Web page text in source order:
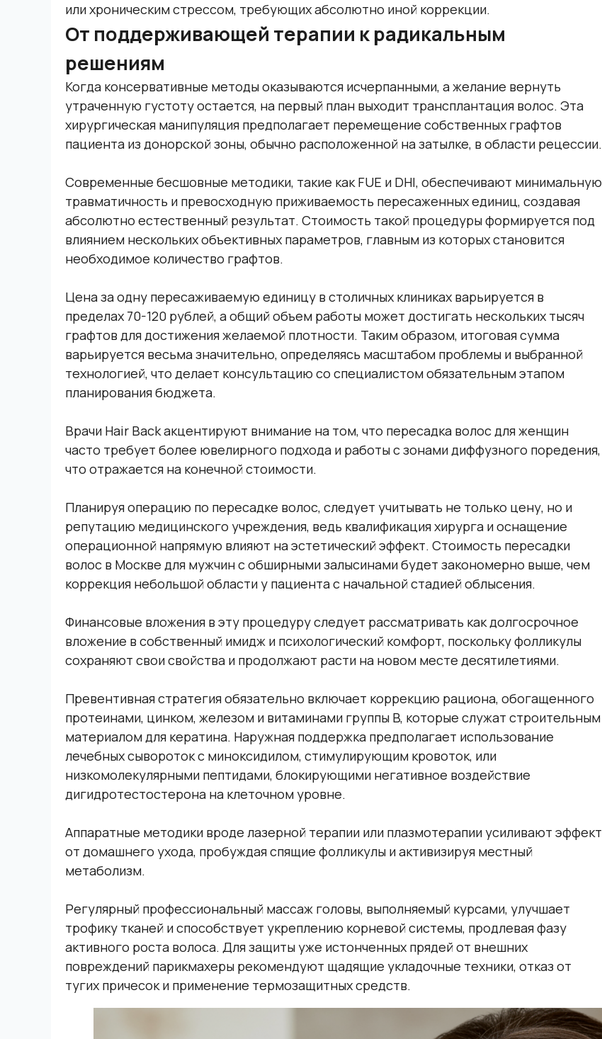
или хроническим стрессом, требующих абсолютно иной коррекции.
От поддерживающей терапии к радикальным
решениям
Когда консервативные методы оказываются исчерпанными, а желание вернуть
утраченную густоту остается, на первый план выходит трансплантация волос. Эта
хирургическая манипуляция предполагает перемещение собственных графтов
пациента из донорской зоны, обычно расположенной на затылке, в области рецессии.
Современные бесшовные методики, такие как FUE и DHI, обеспечивают минимальную
травматичность и превосходную приживаемость пересаженных единиц, создавая
абсолютно естественный результат. Стоимость такой процедуры формируется под
влиянием нескольких объективных параметров, главным из которых становится
необходимое количество графтов.
Цена за одну пересаживаемую единицу в столичных клиниках варьируется в
пределах 70-120 рублей, а общий объем работы может достигать нескольких тысяч
графтов для достижения желаемой плотности. Таким образом, итоговая сумма
варьируется весьма значительно, определяясь масштабом проблемы и выбранной
технологией, что делает консультацию со специалистом обязательным этапом
планирования бюджета.
Врачи Hair Back акцентируют внимание на том, что пересадка волос для женщин
часто требует более ювелирного подхода и работы с зонами диффузного поредения,
что отражается на конечной стоимости.
Планируя операцию по пересадке волос, следует учитывать не только цену, но и
репутацию медицинского учреждения, ведь квалификация хирурга и оснащение
операционной напрямую влияют на эстетический эффект. Стоимость пересадки
волос в Москве для мужчин с обширными залысинами будет закономерно выше, чем
коррекция небольшой области у пациента с начальной стадией облысения.
Финансовые вложения в эту процедуру следует рассматривать как долгосрочное
вложение в собственный имидж и психологический комфорт, поскольку фолликулы
сохраняют свои свойства и продолжают расти на новом месте десятилетиями.
Превентивная стратегия обязательно включает коррекцию рациона, обогащенного
протеинами, цинком, железом и витаминами группы B, которые служат строительным
материалом для кератина. Наружная поддержка предполагает использование
лечебных сывороток с миноксидилом, стимулирующим кровоток, или
низкомолекулярными пептидами, блокирующими негативное воздействие
дигидротестостерона на клеточном уровне.
Аппаратные методики вроде лазерной терапии или плазмотерапии усиливают эффект
от домашнего ухода, пробуждая спящие фолликулы и активизируя местный
метаболизм.
Регулярный профессиональный массаж головы, выполняемый курсами, улучшает
трофику тканей и способствует укреплению корневой системы, продлевая фазу
активного роста волоса. Для защиты уже истонченных прядей от внешних
повреждений парикмахеры рекомендуют щадящие укладочные техники, отказ от
тугих причесок и применение термозащитных средств.